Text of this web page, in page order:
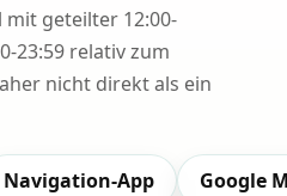
mit geteilter 12:00-
23:59 relativ zum
nicht direkt als ein
Navigation-App Google